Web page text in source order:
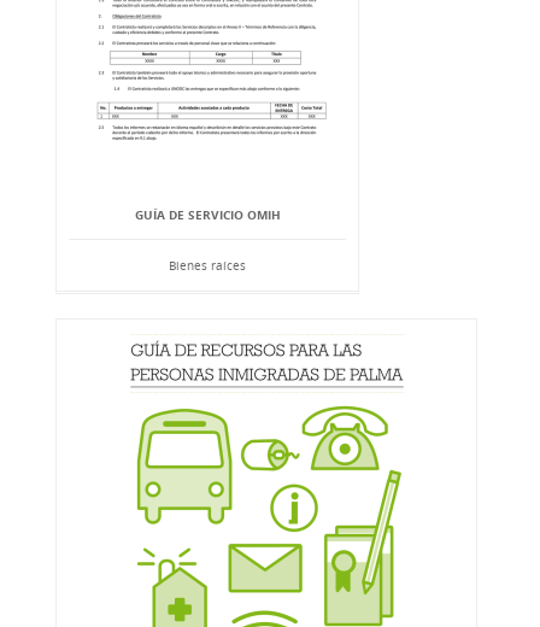
GUÍA DE SERVICIO OMIH
Bienes raíces